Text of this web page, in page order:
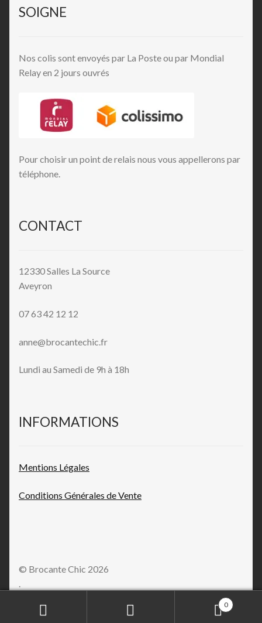
SOIGNE
Nos colis sont envoyés par La Poste ou par Mondial
Relay en 2 jours ouvrés
Pour choisir un point de relais nous vous appellerons par
téléphone.
CONTACT
12330 Salles La Source
Aveyron
07 63 42 12 12
anne@brocantechic.fr
Lundi au Samedi de 9h à 18h
INFORMATIONS
Mentions Légales
Conditions Générales deVente
© Brocante Chic 2026
Recherche
Recherche
0